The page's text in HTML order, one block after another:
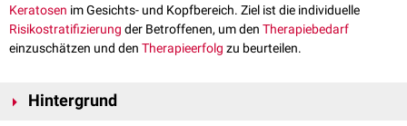
Keratosen im Gesichts- und Kopfbereich. Ziel ist die individuelle
Risikostratifizierung der Betroffenen, um den Therapiebedarf
einzuschätzen und den Therapieerfolg zu beurteilen.
Hintergrund